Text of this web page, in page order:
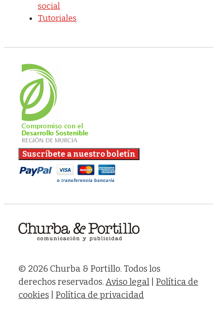
social
Tutoriales
© 2026 Churba & Portillo. Todos los
derechos reservados.Aviso legal
Política de
cookies
Política de privacidad